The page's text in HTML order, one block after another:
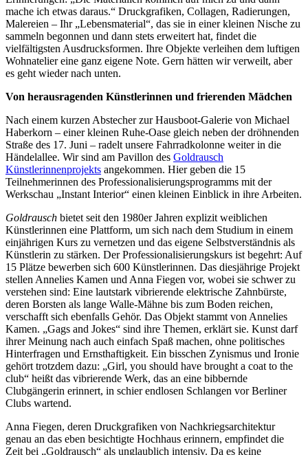
mache ich etwas daraus.“ Druckgrafiken, Collagen, Radierungen,
Malereien – Ihr „Lebensmaterial“, das sie in einer kleinen Nische zu
sammeln begonnen und dann stets erweitert hat, findet die
vielfältigsten Ausdrucksformen. Ihre Objekte verleihen dem luftigen
Wohnatelier eine ganz eigene Note. Gern hätten wir verweilt, aber
es geht wieder nach unten.
Von herausragenden Künstlerinnen und frierenden Mädchen
Nach einem kurzen Abstecher zur Hausboot-Galerie von Michael
Haberkorn – einer kleinen Ruhe-Oase gleich neben der dröhnenden
Straße des 17. Juni – radelt unsere Fahrradkolonne weiter in die
Händelallee. Wir sind am Pavillon des Goldrausch
Künstlerinnenprojekts angekommen. Hier geben die 15
Teilnehmerinnen des Professionalisierungsprogramms mit der
Werkschau „Instant Interior“ einen kleinen Einblick in ihre Arbeiten.
Goldrausch bietet seit den 1980er Jahren explizit weiblichen
Künstlerinnen eine Plattform, um sich nach dem Studium in einem
einjährigen Kurs zu vernetzen und das eigene Selbstverständnis als
Künstlerin zu stärken. Der Professionalisierungskurs ist begehrt: Auf
15 Plätze bewerben sich 600 Künstlerinnen. Das diesjährige Projekt
stellen Annelies Kamen und Anna Fiegen vor, wobei sie schwer zu
verstehen sind: Eine lautstark vibrierende elektrische Zahnbürste,
deren Borsten als lange Walle-Mähne bis zum Boden reichen,
verschafft sich ebenfalls Gehör. Das Objekt stammt von Annelies
Kamen. „Gags and Jokes“ sind ihre Themen, erklärt sie. Kunst darf
ihrer Meinung nach auch einfach Spaß machen, ohne politisches
Hinterfragen und Ernsthaftigkeit. Ein bisschen Zynismus und Ironie
gehört trotzdem dazu: „Girl, you should have brought a coat to the
club“ heißt das vibrierende Werk, das an eine bibbernde
Clubgängerin erinnert, in schier endlosen Schlangen vor Berliner
Clubs wartend.
Anna Fiegen, deren Druckgrafiken von Nachkriegsarchitektur
genau an das eben besichtigte Hochhaus erinnern, empfindet die
Zeit bei „Goldrausch“ als unglaublich intensiv. Da es keine